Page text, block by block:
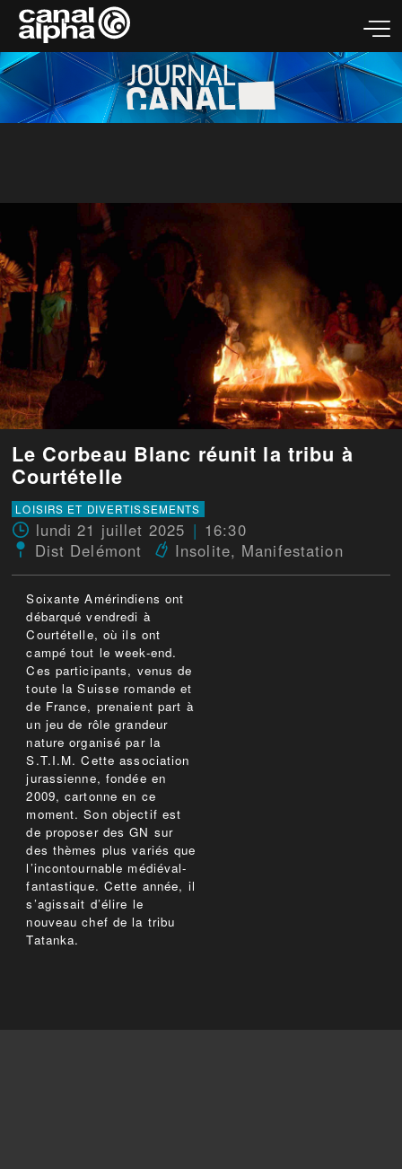
Le Corbeau Blanc réunit la tribu à
Courtételle
LOISIRS ET DIVERTISSEMENTS
lundi 21 juillet 2025
16:30
Dist Delémont
Insolite, Manifestation
Soixante Amérindiens ont
débarqué vendredi à
Courtételle, où ils ont
campé tout le week-end.
Ces participants, venus de
toute la Suisse romande et
de France, prenaient part à
un jeu de rôle grandeur
nature organisé par la
S.T.I.M. Cette association
jurassienne, fondée en
2009, cartonne en ce
moment. Son objectif est
de proposer des GN sur
des thèmes plus variés que
l’incontournable médiéval-
fantastique. Cette année, il
s’agissait d’élire le
nouveau chef de la tribu
Tatanka.